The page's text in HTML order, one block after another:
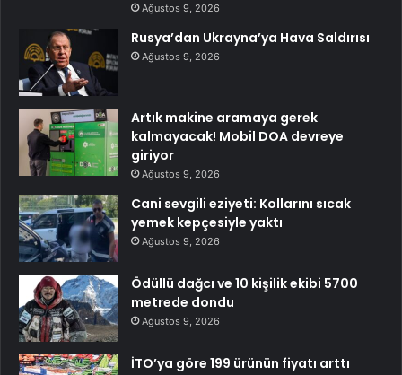
Ağustos 9, 2026
Rusya’dan Ukrayna’ya Hava Saldırısı
Ağustos 9, 2026
Artık makine aramaya gerek
kalmayacak! Mobil DOA devreye
giriyor
Ağustos 9, 2026
Cani sevgili eziyeti: Kollarını sıcak
yemek kepçesiyle yaktı
Ağustos 9, 2026
Ödüllü dağcı ve 10 kişilik ekibi 5700
metrede dondu
Ağustos 9, 2026
İTO’ya göre 199 ürünün fiyatı arttı